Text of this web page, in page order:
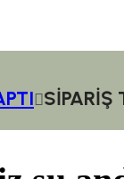
SIPARIŞ